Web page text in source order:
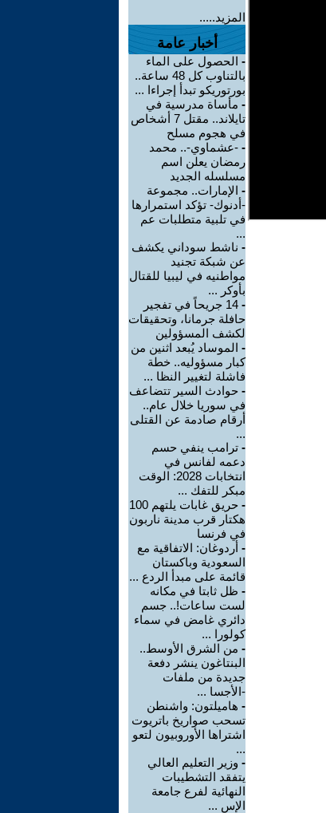
المزيد.....
أخبار عامة
- الحصول على الماء
بالتناوب كل 48 ساعة..
بورتوريكو تبدأ إجراءا ...
- مأساة مدرسية في
تايلاند.. مقتل 7 أشخاص
في هجوم مسلح
- -عشماوي-.. محمد
رمضان يعلن اسم
مسلسله الجديد
- الإمارات.. مجموعة
-أدنوك- تؤكد استمرارها
في تلبية متطلبات عم
...
- ناشط سوداني يكشف
عن شبكة تجنيد
مواطنيه في ليبيا للقتال
بأوكر ...
-
14 جريحاً في تفجير
حافلة جرمانا، وتحقيقات
لكشف المسؤولين
- الموساد يُبعد اثنين من
كبار مسؤوليه.. خطة
فاشلة لتغيير النظا ...
- حوادث السير تتضاعف
في سوريا خلال عام..
أرقام صادمة عن القتلى
...
- ترامب ينفي حسم
دعمه لفانس في
انتخابات 2028: الوقت
مبكر للتفك ...
-
حريق غابات يلتهم 100
هكتار قرب مدينة ناربون
في فرنسا
- أردوغان: الاتفاقية مع
السعودية وباكستان
قائمة على مبدأ الردع ...
- ظل ثابتا في مكانه
لست ساعات!.. جسم
دائري غامض في سماء
كولورا ...
- من الشرق الأوسط..
البنتاغون ينشر دفعة
جديدة من ملفات
-الأجسا ...
- هاميلتون: واشنطن
تسحب صواريخ باتريوت
اشتراها الأوروبيون لتعو
...
- وزير التعليم العالي
يتفقد التشطيبات
النهائية لفرع جامعة
الإس ...